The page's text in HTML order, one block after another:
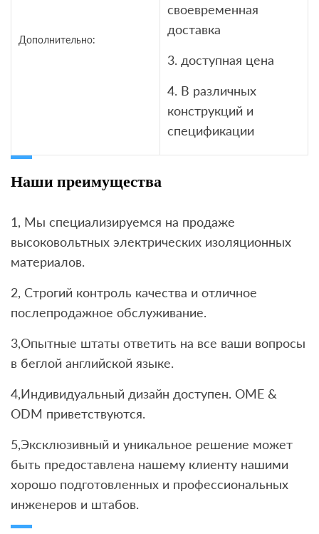
Дополнительно:
своевременная
доставка
3. доступная цена
4. В различных
конструкций и
спецификации
Наши преимущества
1, Мы специализируемся на продаже
высоковольтных электрических изоляционных
материалов.
2, Строгий контроль качества и отличное
послепродажное обслуживание.
3,Опытные штаты ответить на все ваши вопросы
в беглой английской языке.
4,Индивидуальный дизайн доступен. OME &
ODM приветствуются.
5,Эксклюзивный и уникальное решение может
быть предоставлена ​​нашему клиенту нашими
хорошо подготовленных и профессиональных
инженеров и штабов.